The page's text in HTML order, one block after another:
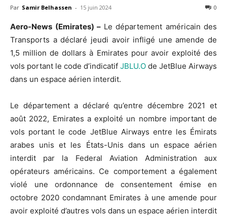
Par Samir Belhassen - 15 juin 2024 0
Aero-News (Emirates) – Le département américain des
Transports a déclaré jeudi avoir infligé une amende de
1,5 million de dollars à Emirates pour avoir exploité des
vols portant le code d’indicatif JBLU.O de JetBlue Airways
dans un espace aérien interdit.
Le département a déclaré qu’entre décembre 2021 et
août 2022, Emirates a exploité un nombre important de
vols portant le code JetBlue Airways entre les Émirats
arabes unis et les États-Unis dans un espace aérien
interdit par la Federal Aviation Administration aux
opérateurs américains. Ce comportement a également
violé une ordonnance de consentement émise en
octobre 2020 condamnant Emirates à une amende pour
avoir exploité d’autres vols dans un espace aérien interdit